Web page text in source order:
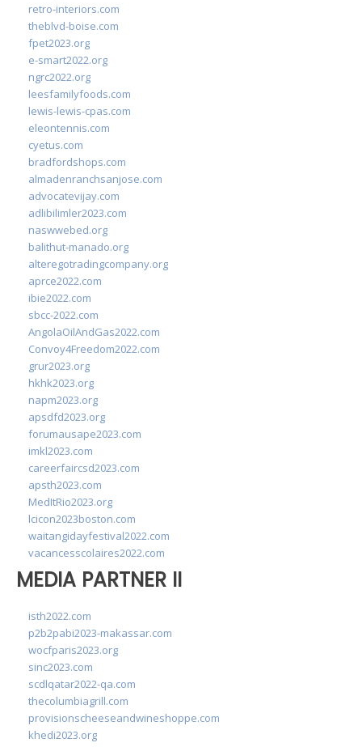
retro-interiors.com
theblvd-boise.com
fpet2023.org
e-smart2022.org
ngrc2022.org
leesfamilyfoods.com
lewis-lewis-cpas.com
eleontennis.com
cyetus.com
bradfordshops.com
almadenranchsanjose.com
advocatevijay.com
adlibilimler2023.com
naswwebed.org
balithut-manado.org
alteregotradingcompany.org
aprce2022.com
ibie2022.com
sbcc-2022.com
AngolaOilAndGas2022.com
Convoy4Freedom2022.com
grur2023.org
hkhk2023.org
napm2023.org
apsdfd2023.org
forumausape2023.com
imkl2023.com
careerfaircsd2023.com
apsth2023.com
MedItRio2023.org
lcicon2023boston.com
waitangidayfestival2022.com
vacancesscolaires2022.com
MEDIA PARTNER II
isth2022.com
p2b2pabi2023-makassar.com
wocfparis2023.org
sinc2023.com
scdlqatar2022-qa.com
thecolumbiagrill.com
provisionscheeseandwineshoppe.com
khedi2023.org